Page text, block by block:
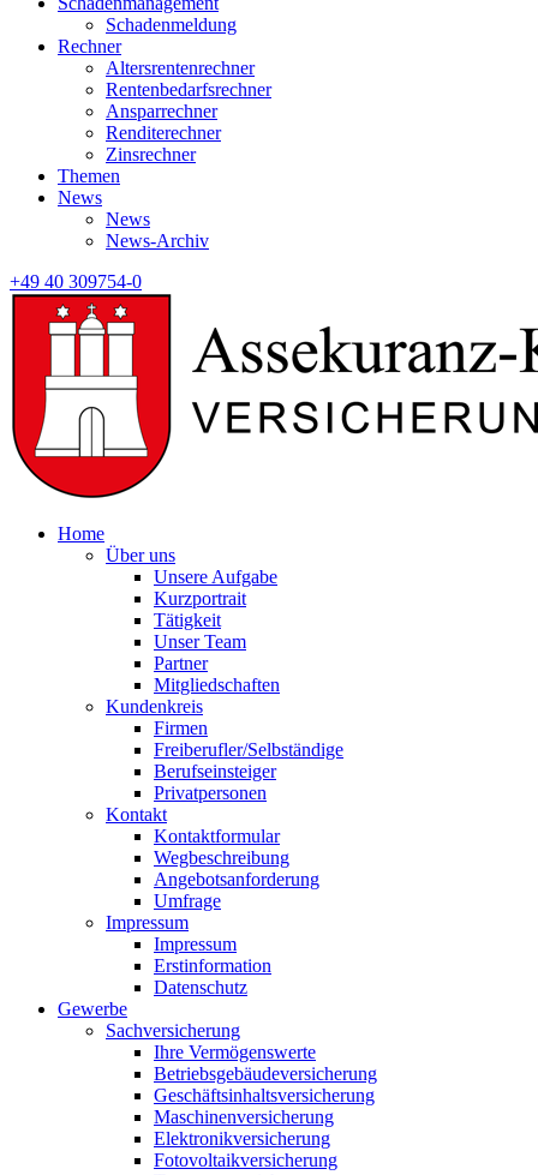
Schadenmeldung
Rechner
Altersrentenrechner
Rentenbedarfsrechner
Ansparrechner
Renditerechner
Zinsrechner
Themen
News
News
News-Archiv
+49 40 309754-0
Home
Über uns
Unsere Aufgabe
Kurzportrait
Tätigkeit
Unser Team
Partner
Mitgliedschaften
Kundenkreis
Firmen
Freiberufler/Selbständige
Berufseinsteiger
Privatpersonen
Kontakt
Kontaktformular
Wegbeschreibung
Angebotsanforderung
Umfrage
Impressum
Impressum
Erstinformation
Datenschutz
Gewerbe
Sachversicherung
Ihre Vermögenswerte
Betriebsgebäudeversicherung
Geschäftsinhaltsversicherung
Maschinenversicherung
Elektronikversicherung
Fotovoltaikversicherung